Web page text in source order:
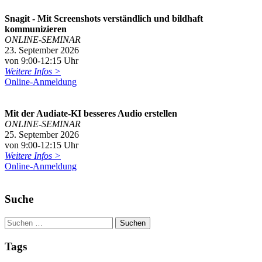
Snagit - Mit Screenshots verständlich und bildhaft
kommunizieren
ONLINE-SEMINAR
23. September 2026
von 9:00-12:15 Uhr
Weitere Infos >
Online-Anmeldung
Mit der Audiate-KI besseres Audio erstellen
ONLINE-SEMINAR
25. September 2026
von 9:00-12:15 Uhr
Weitere Infos >
Online-Anmeldung
Suche
Tags